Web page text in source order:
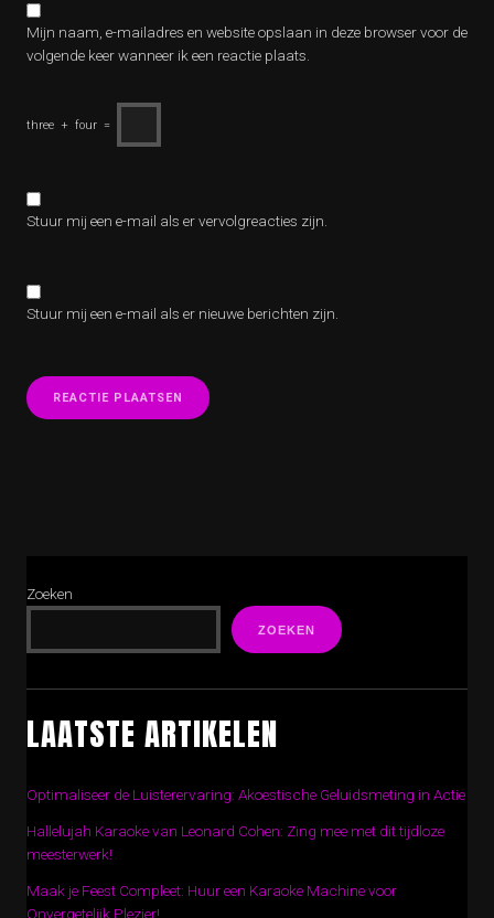
Mijn naam, e-mailadres en website opslaan in deze browser voor de
volgende keer wanneer ik een reactie plaats.
three + four =
Stuur mij een e-mail als er vervolgreacties zijn.
Stuur mij een e-mail als er nieuwe berichten zijn.
Zoeken
ZOEKEN
LAATSTE ARTIKELEN
Optimaliseer de Luisterervaring: Akoestische Geluidsmeting in Actie
Hallelujah Karaoke van Leonard Cohen: Zing mee met dit tijdloze
meesterwerk!
Maak je Feest Compleet: Huur een Karaoke Machine voor
Onvergetelijk Plezier!